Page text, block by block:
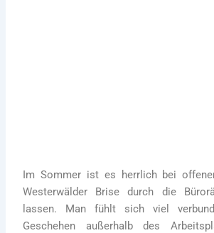
Im Sommer ist es herrlich bei
Westerwälder Brise durch die
lassen. Man fühlt sich viel
Geschehen außerhalb des